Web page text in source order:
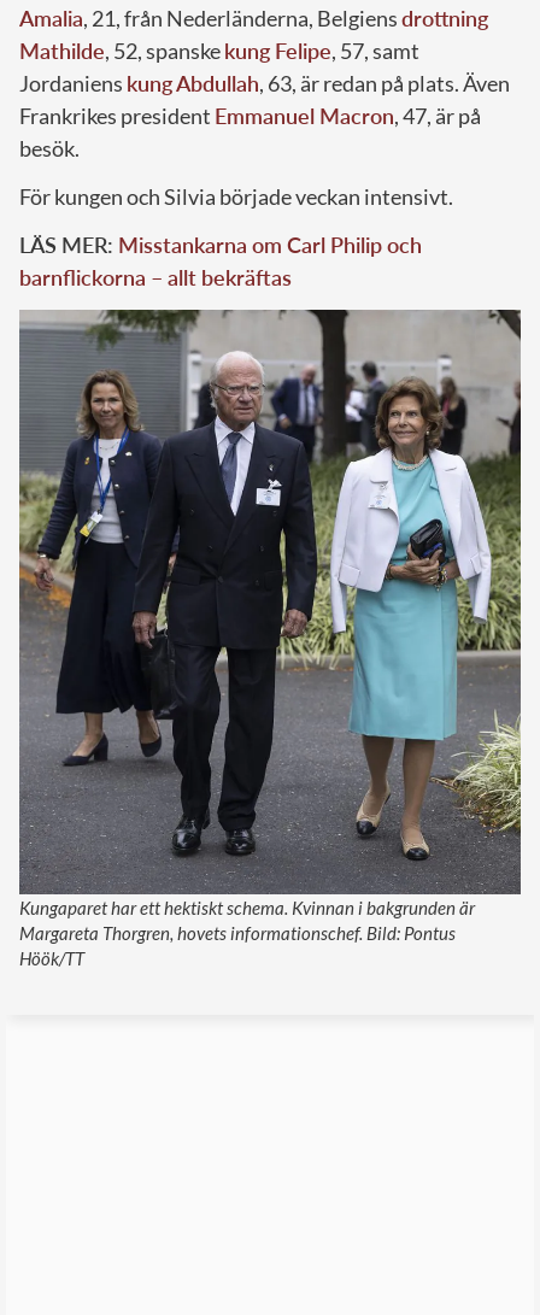
Amalia, 21, från Nederländerna, Belgiensdrottning
Mathilde, 52, spanskekung Felipe, 57, samt
Jordaniens kung Abdullah, 63, är redan på plats. Även
Frankrikes president Emmanuel Macron, 47, är på
besök.
För kungen och Silvia började veckan intensivt.
LÄS MER: Misstankarna om Carl Philip och
barnflickorna – allt bekräftas
Kungaparet har ett hektiskt schema. Kvinnan i bakgrunden är
Margareta Thorgren, hovets informationschef. Bild: Pontus
Höök/TT